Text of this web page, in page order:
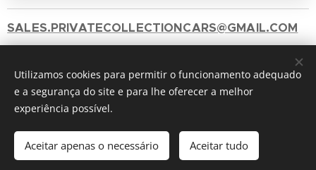
SALES.PRIVATECOLLECTIONCARS@GMAIL.COM
+351 912417060 ( Chamada para a rede móvel
nacional)
2025 © Private Collection
Idiomas
English
Utilizamos cookies para permitir o funcionamento adequado
e a segurança do site e para lhe oferecer a melhor
experiência possível.
Aceitar apenas o necessário Aceitar tudo